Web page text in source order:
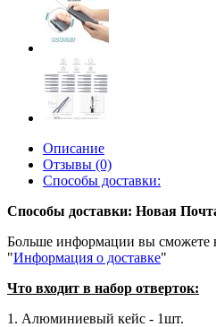
Описание
Отзывы (0)
Способы доставки:
Способы доставки: Новая
Больше информации вы сможете
"Информация о доставке"
Что входит в набор отверток:
1. Алюминиевый кейс - 1шт.